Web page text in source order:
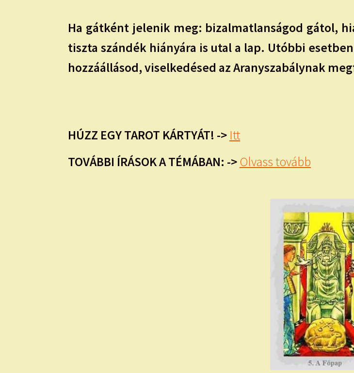
Ha gátként jelenik meg: bizalmatlanságod gátol,
tiszta szándék hiányára is utal a lap. Utóbbi
hozzáállásod, viselkedésed az Aranyszabálynak
HÚZZ EGY TAROT KÁRTYÁT! -> Itt
TOVÁBBI ÍRÁSOK A TÉMÁBAN: ->Olvass tovább